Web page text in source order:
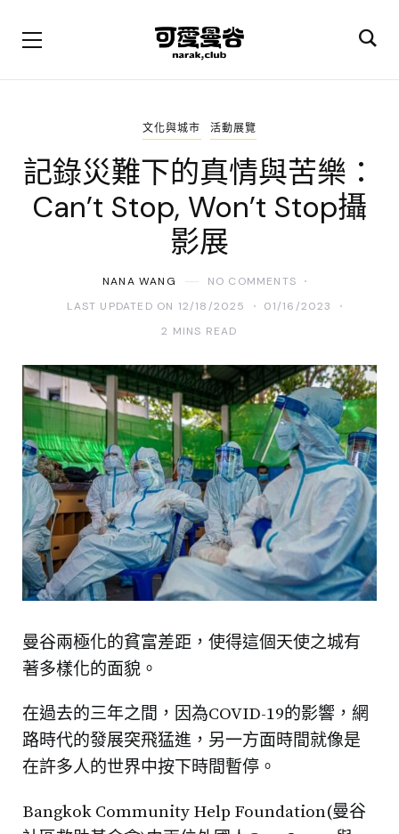
文化與城市 活動展覽
記錄災難下的真情與苦樂：
Can’t Stop, Won’t Stop攝
影展
NANA WANG
NO COMMENTS
LAST UPDATED ON 12/18/2025
01/16/2023
2 MINS READ
曼谷兩極化的貧富差距，使得這個天使之城有
著多樣化的面貌。
在過去的三年之間，因為COVID-19的影響，網
路時代的發展突飛猛進，另一方面時間就像是
在許多人的世界中按下時間暫停。
Bangkok Community Help Foundation(曼谷